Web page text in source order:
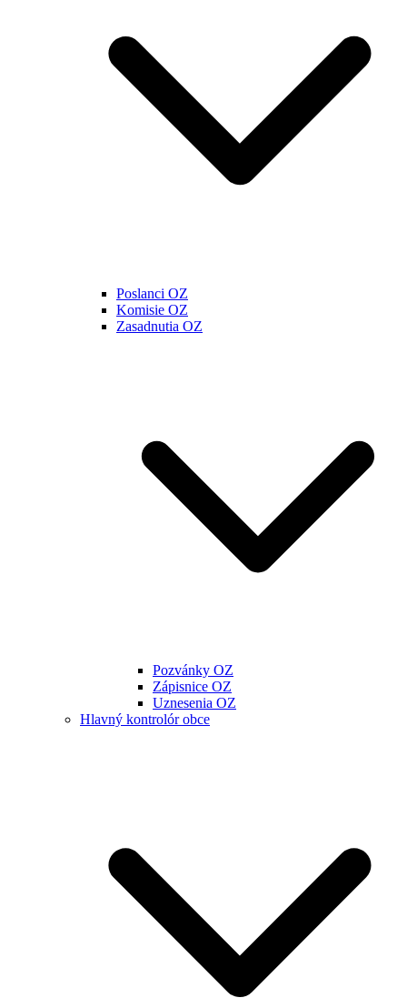
Poslanci OZ
Komisie OZ
Zasadnutia OZ
Pozvánky OZ
Zápisnice OZ
Uznesenia OZ
Hlavný kontrolór obce